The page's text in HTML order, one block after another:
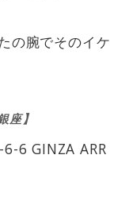
の腕でそのイケ
6 GINZA ARR
座】